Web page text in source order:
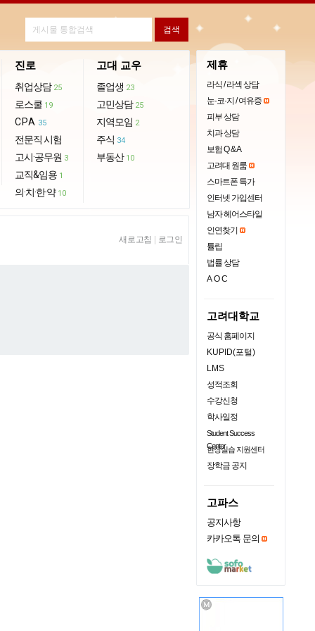
진로
취업상담 25
로스쿨 19
CPA 35
전문직 시험
고시·공무원 3
교직&임용 1
의·치·한·약 10
고대 교우
졸업생 23
고민상담 25
지역모임 2
주식 34
부동산 10
새로고침 로그인
제휴
라식 / 라섹 상담
눈·코·지 / 여유증
피부 상담
치과 상담
보험 Q & A
고려대 원룸
스마트폰 특가
인터넷 가입센터
남자 헤어스타일
인연찾기
튤립
법률 상담
AOC
고려대학교
공식 홈페이지
KUPID(포털)
LMS
성적조회
수강신청
학사일정
Student Success
Center
현장실습 지원센터
장학금 공지
고파스
공지사항
카카오톡 문의